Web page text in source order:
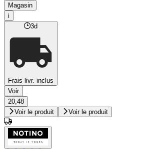
Magasin
i
3d
Frais livr. inclus
Voir
20,48
Voir le produit
Voir le produit